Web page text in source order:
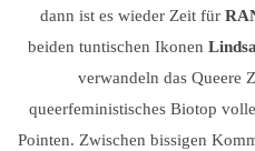
dann ist es wieder Zeit für
beiden tuntischen Ikonen
verwandeln das Queere
queerfeministisches Biotop
Pointen. Zwischen bissigen